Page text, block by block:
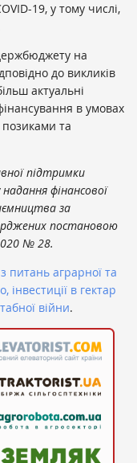
19, у тому числі,
на
до викликів
актуальні
в умовах
позиками та
підтримки
фінансової
за
постановою
№ 28.
питань аграрної та
інвестиції в гектар
війни.